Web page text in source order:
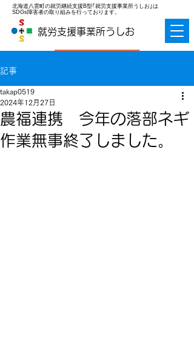
北海道八雲町の就労継続支援B型｢就労支援事業所うしお｣は
SDGs障害者の取り組みを行っております。
就労支援事業所うしお
記事
農福連携 今年の落部ネギ
作業無事終了しました。
takap0519
2024年12月27日